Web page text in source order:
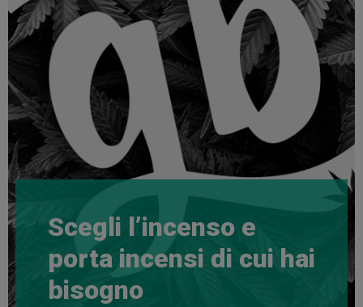
Scegli l’incenso e
porta incensi di cui hai
bisogno